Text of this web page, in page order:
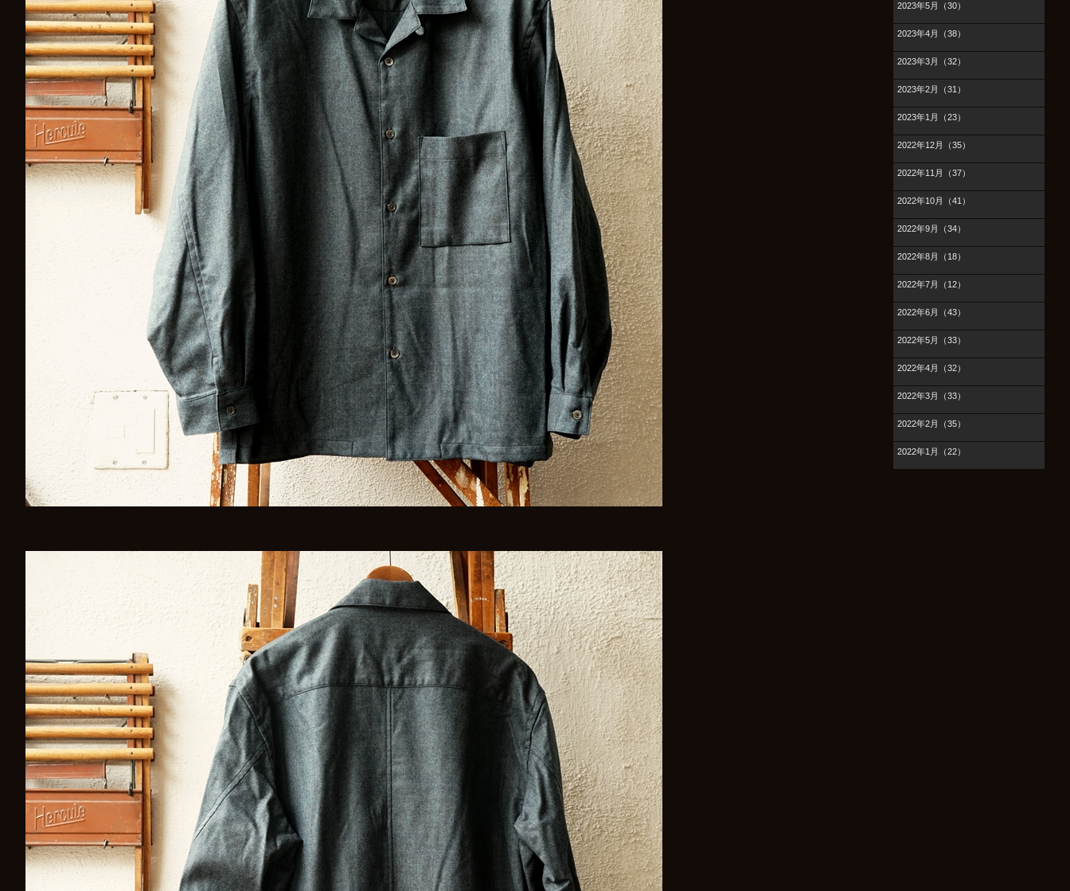
2023年5月（30）
2023年4月（38）
2023年3月（32）
2023年2月（31）
2023年1月（23）
2022年12月（35）
2022年11月（37）
2022年10月（41）
2022年9月（34）
2022年8月（18）
2022年7月（12）
2022年6月（43）
2022年5月（33）
2022年4月（32）
2022年3月（33）
2022年2月（35）
2022年1月（22）